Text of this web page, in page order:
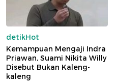
detikHot
Kemampuan Mengaji Indra
Priawan, Suami Nikita Willy
Disebut Bukan Kaleng-
kaleng